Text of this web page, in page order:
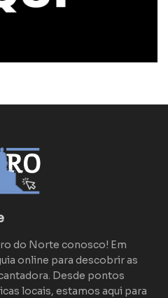
do Norte conosco! Em
online para descobrir as
Desde pontos
locais, estamos aqui para